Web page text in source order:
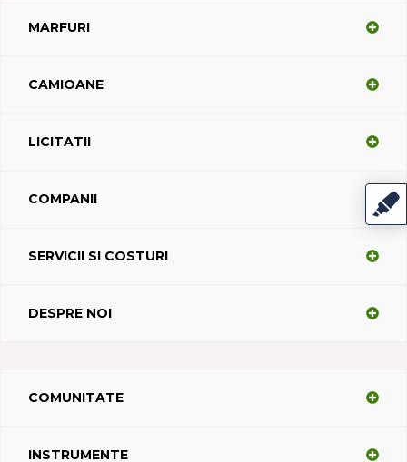
MARFURI
CAMIOANE
LICITATII
COMPANII
SERVICII SI COSTURI
DESPRE NOI
COMUNITATE
INSTRUMENTE